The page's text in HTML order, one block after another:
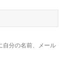
自分の名前、メール